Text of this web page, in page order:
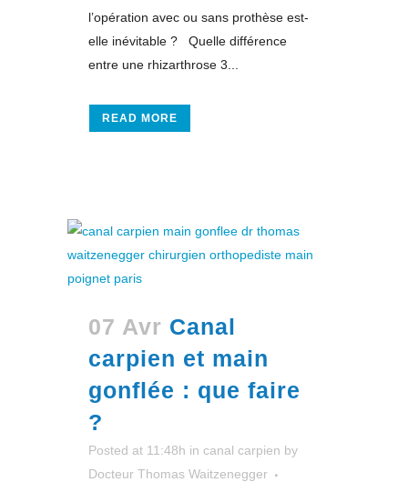
l’opération avec ou sans prothèse est-
elle inévitable ? Quelle différence
entre une rhizarthrose 3...
READ MORE
07 Avr Canal
carpien et main
gonflée : que faire
?
Posted at 11:48h in canal carpien by
Docteur Thomas Waitzenegger